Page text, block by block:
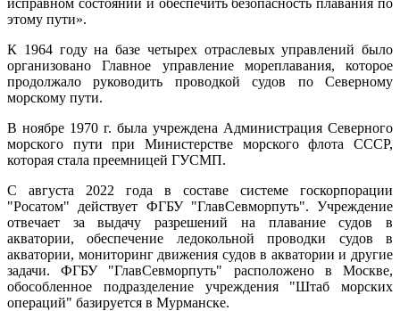
этому пути».
К 1964 году на базе четырех отраслевых управлений было
организовано Главное управление мореплавания, которое
продолжало руководить проводкой судов по Северному
морскому пути.
В ноябре 1970 г. была учреждена Администрация Северного
морского пути при Министерстве морского флота СССР,
которая стала преемницей ГУСМП.
С августа 2022 года в составе системе госкорпорации
"Росатом" действует ФГБУ "ГлавСевморпуть". Учреждение
отвечает за выдачу разрешений на плавание судов в
акватории, обеспечение ледокольной проводки судов в
акватории, мониторинг движения судов в акватории и другие
задачи. ФГБУ "ГлавСевморпуть" расположено в Москве,
обособленное подразделение учреждения "Штаб морских
операций" базируется в Мурманске.